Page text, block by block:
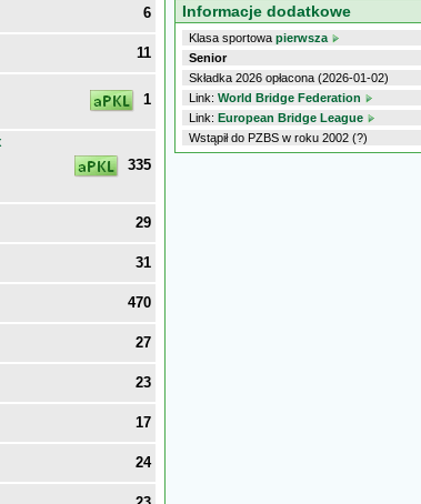
6
11
1
335
29
31
470
27
23
17
24
Informacje dodatkowe
Klasa sportowa pierwsza
Senior
Składka 2026 opłacona (2026-01-02)
Link: World Bridge Federation
Link: European Bridge League
Wstąpił do PZBS w roku 2002 (?)